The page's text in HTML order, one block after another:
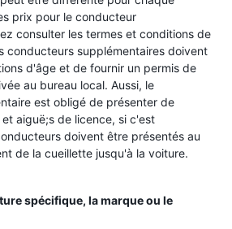
prix pour le conducteur
consulter les termes et conditions de
conducteurs supplémentaires doivent
d'âge et de fournir un permis de
au bureau local. Aussi, le
est obligé de présenter de
aiguë;s de licence, si c'est
doivent être présentés au
de la cueillette jusqu'à la voiture.
spécifique, la marque ou le